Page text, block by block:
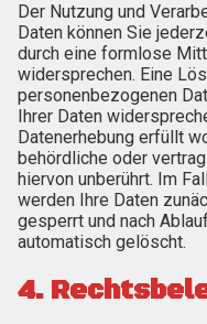
Der Nutzung und
Daten können Sie
durch eine formlose
widersprechen. Eine
personenbezogenen
Ihrer Daten
Datenerhebung erfüllt
behördliche oder
hiervon unberührt. Im
werden Ihre Daten
gesperrt und nach
automatisch gelöscht.
4.